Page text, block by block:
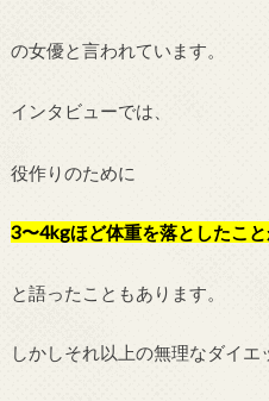
の女優と言われています。
インタビューでは、
役作りのために
3〜4kgほど体重を落としたこ
と語ったこともあります。
しかしそれ以上の無理なダイエ